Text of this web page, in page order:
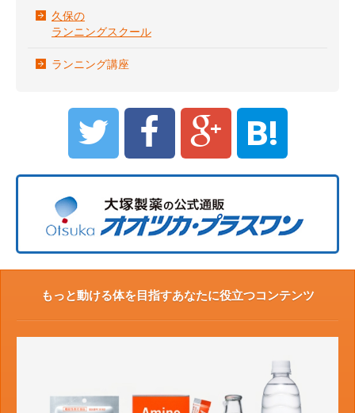
久保の
ランニングスクール
ランニング講座
B!
もっと動ける体を目指すあなたに役立つコンテンツ